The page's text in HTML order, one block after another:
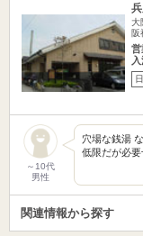
大
阪
営
～10代
男性
穴場な銭湯
低限だが必
関連情報から探す